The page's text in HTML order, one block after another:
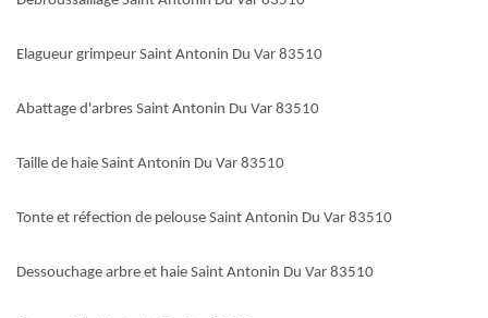
Elagueur grimpeur Saint Antonin Du Var 83510
Abattage d'arbres Saint Antonin Du Var 83510
Taille de haie Saint Antonin Du Var 83510
Tonte et réfection de pelouse Saint Antonin Du Var 83510
Dessouchage arbre et haie Saint Antonin Du Var 83510